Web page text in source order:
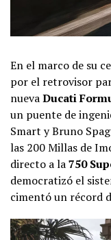
En el marco de su
por el retrovisor
nuevaDucati
un puente de
Smart y Bruno
las 200 Millas de
directo a la750
democratizó el
cimentó un récord